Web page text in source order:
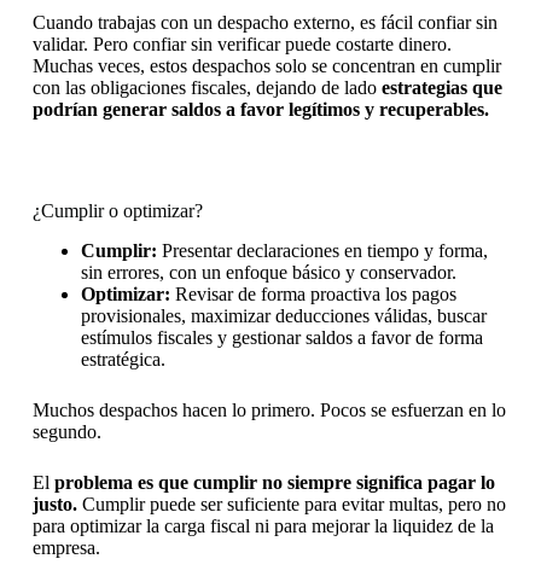
Cuando trabajas con un despacho externo, es fácil confiar sin
validar. Pero confiar sin verificar puede costarte dinero.
Muchas veces, estos despachos solo se concentran en cumplir
con las obligaciones fiscales, dejando de lado estrategias que
podrían generar saldos a favor legítimos y recuperables.
¿Cumplir o optimizar?
Cumplir: Presentar declaraciones en tiempo y forma,
sin errores, con un enfoque básico y conservador.
Optimizar: Revisar de forma proactiva los pagos
provisionales, maximizar deducciones válidas, buscar
estímulos fiscales y gestionar saldos a favor de forma
estratégica.
Muchos despachos hacen lo primero. Pocos se esfuerzan en lo
segundo.
El problema es que cumplir no siempre significa pagar lo
justo.Cumplir puede ser suficiente para evitar multas, pero no
para optimizar la carga fiscal ni para mejorar la liquidez de la
empresa.